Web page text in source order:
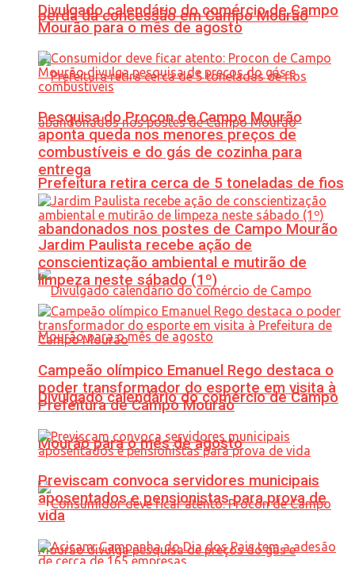
perda da concessão em Campo Mourão
Prefeitura retira cerca de 5 toneladas de fios
abandonados nos postes de Campo Mourão
Divulgado calendário do comércio de Campo
Mourão para o mês de agosto
Divulgado calendário do comércio de Campo
Mourão para o mês de agosto
Pesquisa do Procon de Campo Mourão
aponta queda nos menores preços de
combustíveis e do gás de cozinha para
entrega
Jardim Paulista recebe ação de
conscientização ambiental e mutirão de
limpeza neste sábado (1º)
Campeão olímpico Emanuel Rego destaca o
poder transformador do esporte em visita à
Prefeitura de Campo Mourão
Previscam convoca servidores municipais
aposentados e pensionistas para prova de
vida